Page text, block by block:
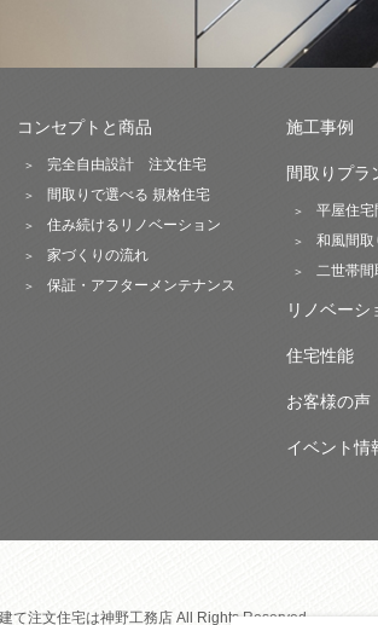
コンセプトと商品
完全自由設計 注文住宅
間取りで選べる 規格住宅
住み続けるリノベーション
家づくりの流れ
保証・アフターメンテナンス
施工事例
間取りプラ
平屋住宅
和風間取
二世帯間
リノベーシ
住宅性能
お客様の声
イベント情
て注文住宅は神野工務店 All Rights Reserved.